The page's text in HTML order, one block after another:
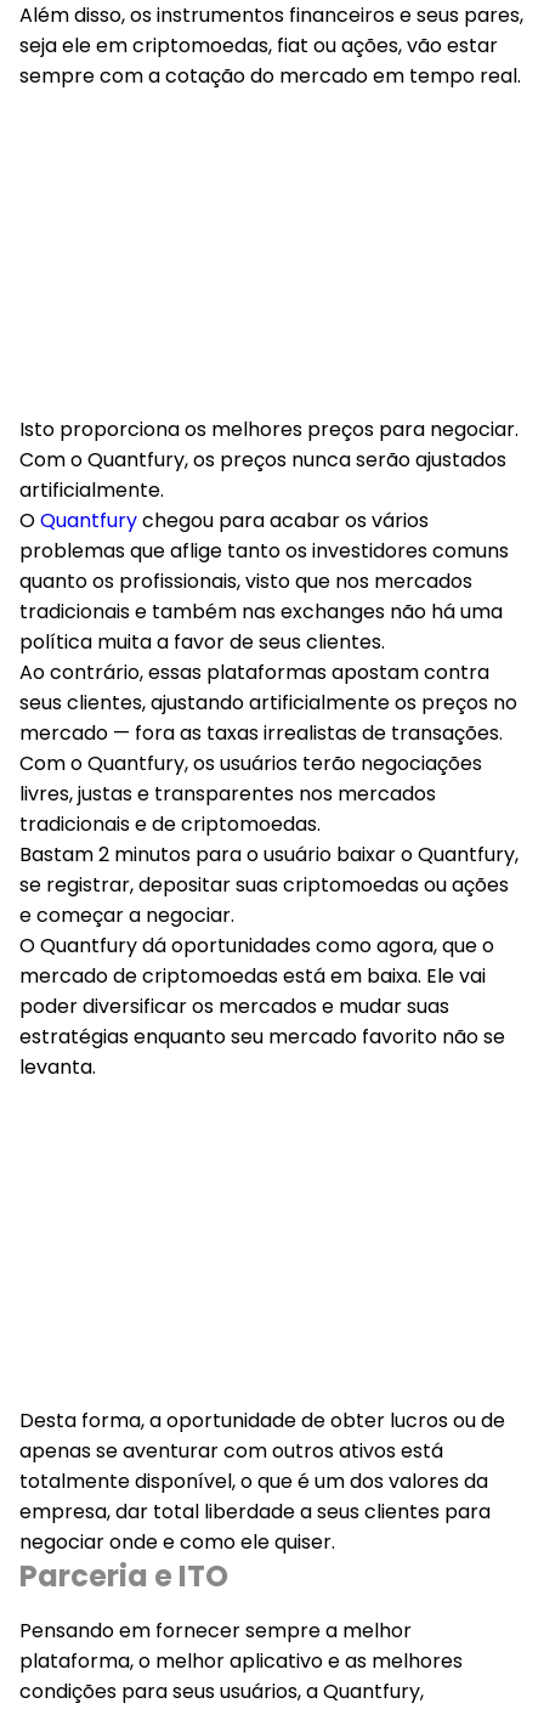
Além disso, os instrumentos financeiros e seus pares,
seja ele em criptomoedas, fiat ou ações, vão estar
sempre com a cotação do mercado em tempo real.
Isto proporciona os melhores preços para negociar.
Com o Quantfury, os preços nunca serão ajustados
artificialmente.
OQuantfurychegou para acabar os vários
problemas que aflige tanto os investidores comuns
quanto os profissionais, visto que nos mercados
tradicionais e também nas exchanges não há uma
política muita a favor de seus clientes.
Ao contrário, essas plataformas apostam contra
seus clientes, ajustando artificialmente os preços no
mercado — fora as taxas irrealistas de transações.
Com o Quantfury, os usuários terão negociações
livres, justas e transparentes nos mercados
tradicionais e de criptomoedas.
Bastam 2 minutos para o usuário baixar o Quantfury,
se registrar, depositar suas criptomoedas ou ações
e começar a negociar.
O Quantfury dá oportunidades como agora, que o
mercado de criptomoedas está em baixa. Ele vai
poder diversificar os mercados e mudar suas
estratégias enquanto seu mercado favorito não se
levanta.
Desta forma, a oportunidade de obter lucros ou de
apenas se aventurar com outros ativos está
totalmente disponível, o que é um dos valores da
empresa, dar total liberdade a seus clientes para
negociar onde e como ele quiser.
Parceria e ITO
Pensando em fornecer sempre a melhor
plataforma, o melhor aplicativo e as melhores
condições para seus usuários, a Quantfury,